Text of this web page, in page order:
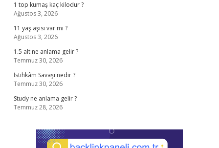
1 top kumaş kaç kilodur ?
Ağustos 3, 2026
11 yaş aşısı var mı ?
Ağustos 3, 2026
1.5 alt ne anlama gelir ?
Temmuz 30, 2026
İstihkâm Savaşı nedir ?
Temmuz 30, 2026
Study ne anlama gelir ?
Temmuz 28, 2026